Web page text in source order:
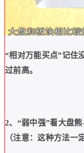
“相对万能买点”记住
过前高。